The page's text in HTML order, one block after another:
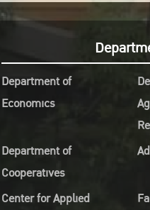
Department of
Economics
Department of
Cooperatives
Center for Applied